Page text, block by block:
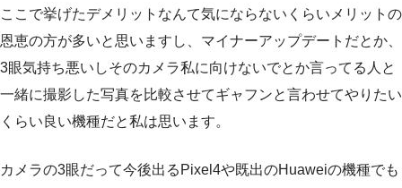
ここで挙げたデメリットなんて気にならないくらいメリットの
恩恵の方が多いと思いますし、マイナーアップデートだとか、
3眼気持ち悪いしそのカメラ私に向けないでとか言ってる人と
一緒に撮影した写真を比較させてギャフンと言わせてやりたい
くらい良い機種だと私は思います。
カメラの3眼だって今後出るPixel4や既出のHuaweiの機種でも